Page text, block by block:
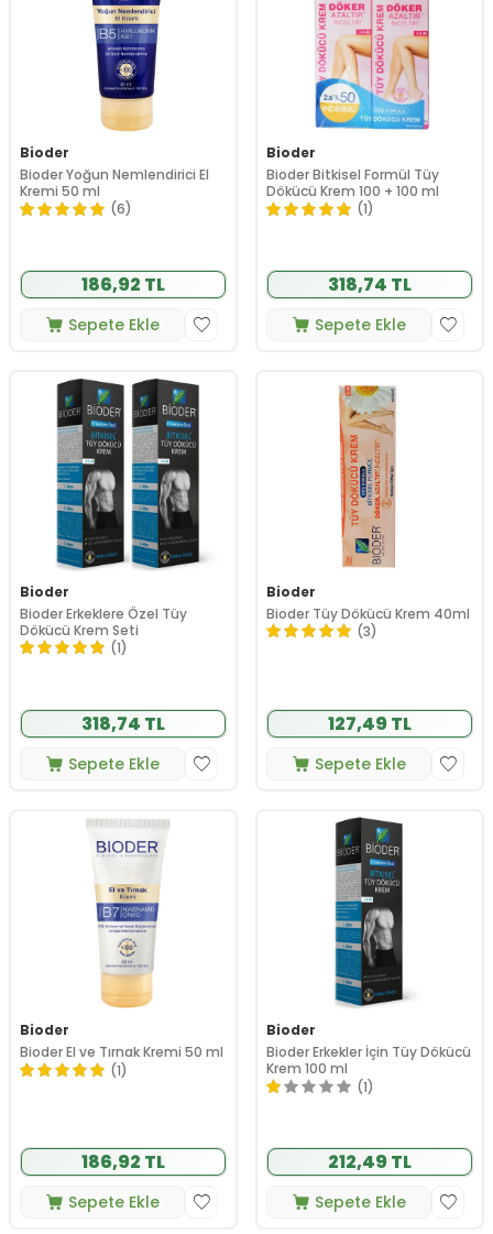
Bioder
Bioder Yoğun Nemlendirici El
Kremi 50 ml
(6)
186,92 TL
Sepete Ekle
Bioder
Bioder Bitkisel Formül Tüy
Dökücü Krem 100 + 100 ml
(1)
318,74 TL
Sepete Ekle
Bioder
Bioder Erkeklere Özel Tüy
Dökücü Krem Seti
(1)
318,74 TL
Sepete Ekle
Bioder
Bioder Tüy Dökücü Krem 40ml
(3)
127,49 TL
Sepete Ekle
Bioder
Bioder El ve Tırnak Kremi 50 ml
(1)
186,92 TL
Sepete Ekle
Bioder
Bioder Erkekler İçin Tüy Dökücü
Krem 100 ml
(1)
212,49 TL
Sepete Ekle